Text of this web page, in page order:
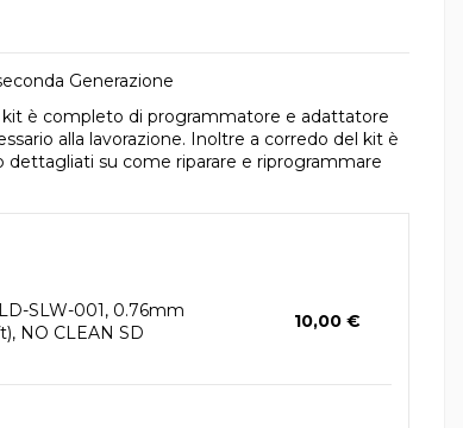
Generazione
è completo di programmatore e adattatore
alla lavorazione. Inoltre a corredo del kit è
dettagliati su come riparare e riprogrammare
SLW-001, 0.76mm
NO CLEAN SD
10,00 €